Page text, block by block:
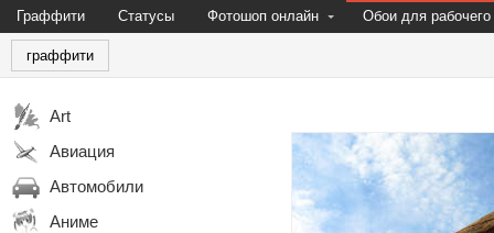
Граффити Статусы Фотошоп онлайн Обои для рабочего
граффити
Art
Авиация
Автомобили
Аниме